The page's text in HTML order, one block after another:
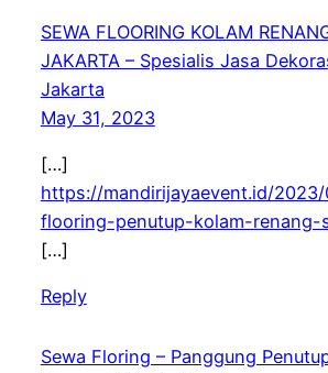
SEWA FLOORING KOLAM
JAKARTA – Spesialis Jasa
Jakarta
May 31, 2023
[…]
https://mandirijayaevent.id/
flooring-penutup-kolam-
[…]
Reply
Sewa Floring – Panggung